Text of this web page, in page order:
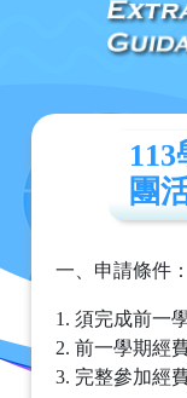
團
一、申請條件：
1. 須完成前一
2. 前一學期經
3. 完整參加經